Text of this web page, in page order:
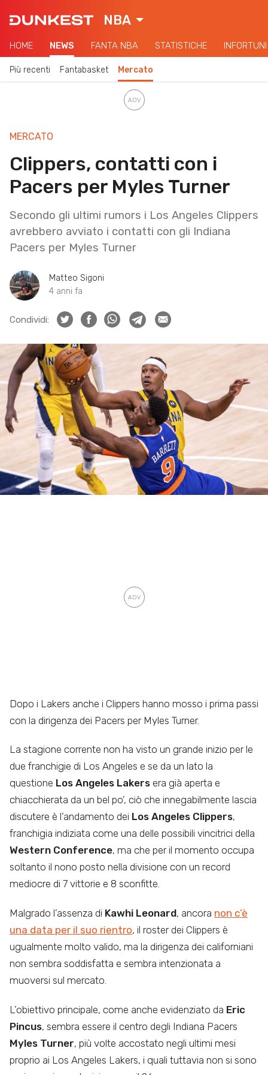
NBA
HOME NEWS FANTA NBA STATISTICHE INFORTUNI
Più recenti Fantabasket Mercato
MERCATO
Clippers, contatti con i
Pacers per Myles Turner
Secondo gli ultimi rumors i Los Angeles Clippers
avrebbero avviato i contatti con gli Indiana
Pacers per Myles Turner
Matteo Sigoni
4 anni fa
Condividi:
Dopo i Lakers anche i Clippers hanno mosso i prima passi
con la dirigenza dei Pacers per Myles Turner.
La stagione corrente non ha visto un grande inizio per le
due franchigie di Los Angeles e se da un lato la
questione Los Angeles Lakers era già aperta e
chiacchierata da un bel po’, ciò che innegabilmente lascia
discutere è l’andamento dei Los Angeles Clippers,
franchigia indiziata come una delle possibili vincitrici della
Western Conference, ma che per il momento occupa
soltanto il nono posto nella divisione con un record
mediocre di 7 vittorie e 8 sconfitte.
Malgrado l’assenza di Kawhi Leonard, ancora non c’è
una data per il suo rientro, il roster dei Clippers è
ugualmente molto valido, ma la dirigenza dei californiani
non sembra soddisfatta e sembra intenzionata a
muoversi sul mercato.
L’obiettivo principale, come anche evidenziato da Eric
Pincus, sembra essere il centro degli Indiana Pacers
Myles Turner, più volte accostato negli ultimi mesi
proprio ai Los Angeles Lakers, i quali tuttavia non si sono